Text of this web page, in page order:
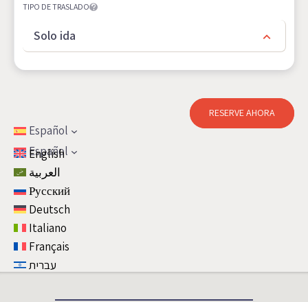
TIPO DE TRASLADO
Solo ida
RESERVE AHORA
Español
English
العربية
Русский
Deutsch
Italiano
Français
עברית
Español